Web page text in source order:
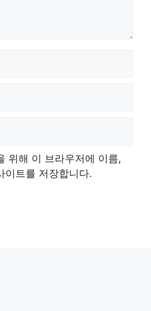
위해 이 브라우저에 이름,
이트를 저장합니다.